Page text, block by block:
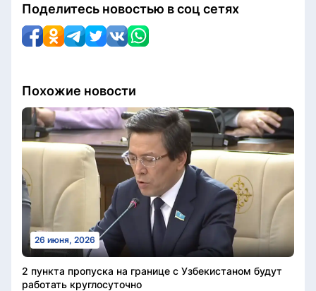
Поделитесь новостью в соц сетях
Похожие новости
26 июня, 2026
2 пункта пропуска на границе с Узбекистаном будут
работать круглосуточно